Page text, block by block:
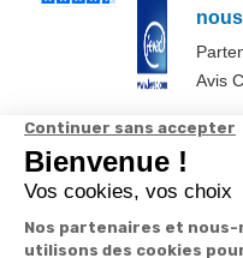
nous
Avis
Données
personnelles et
cookies
Paramétrer
les cookies